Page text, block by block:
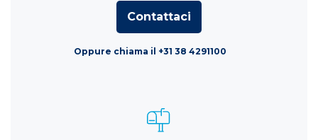
Contattaci
Oppure chiama il +31 38 4291100